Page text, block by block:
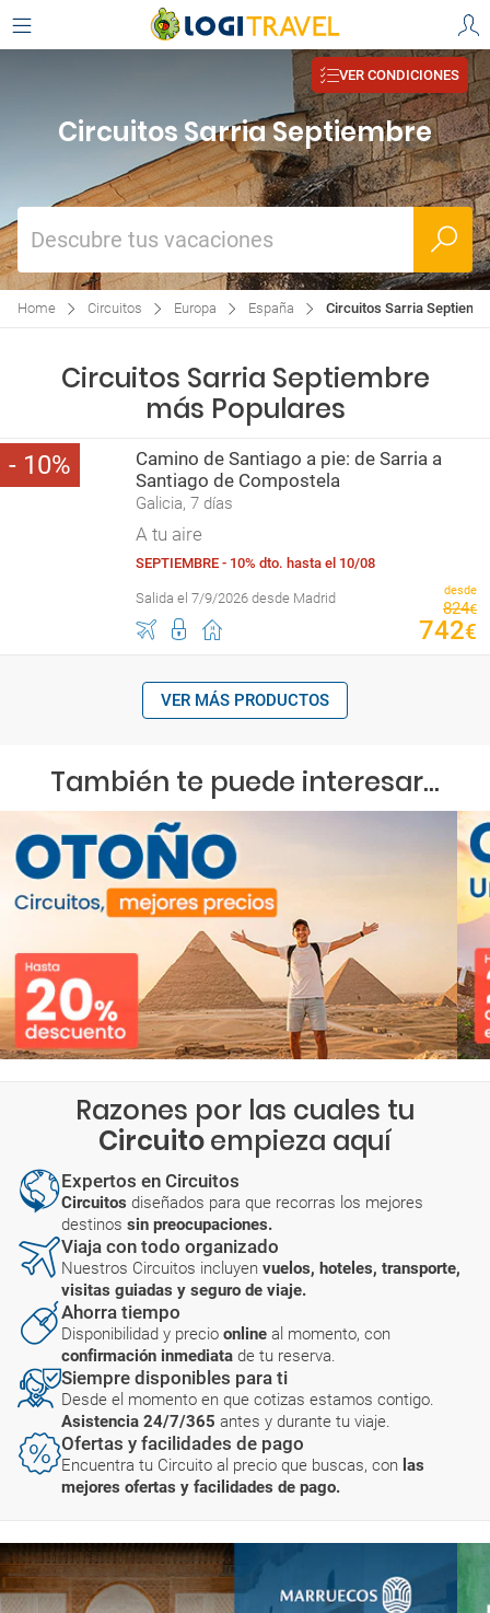
VER CONDICIONES
Circuitos Sarria Septiembre
Descubre tus vacaciones
Home Circuitos Europa España Circuitos Sarria
Circuitos Sarria Septiembre
más Populares
10
Camino de Santiago a pie: de Sarria a
Santiago de Compostela
Galicia, 7 días
A tu aire
SEPTIEMBRE - 10% dto. hasta el 10/08
Salida el 7/9/2026 desde Madrid desde
824€
742€
VER MÁS PRODUCTOS
También te puede interesar...
Razones por las cuales tu
Circuitoempieza aquí
Expertos en Circuitos
Circuitos diseñados para que recorras los mejores
destinos sin preocupaciones.
Viaja con todo organizado
Nuestros Circuitos incluyen vuelos, hoteles, transporte,
visitas guiadas y seguro de viaje.
Ahorra tiempo
Disponibilidad y precio online al momento, con
confirmación inmediata de tu reserva.
Siempre disponibles para ti
Desde el momento en que cotizas estamos contigo.
Asistencia 24/7/365 antes y durante tu viaje.
Ofertas y facilidades de pago
Encuentra tu Circuito al precio que buscas, con las
mejores ofertas y facilidades de pago.